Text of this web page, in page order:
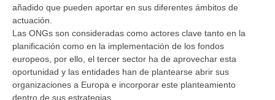
añadido que pueden aportar en sus diferentes ámbitos de
actuación.
Las ONGs son consideradas como actores clave tanto en la
planificación como en la implementación de los fondos
europeos, por ello, el tercer sector ha de aprovechar esta
oportunidad y las entidades han de plantearse abrir sus
organizaciones a Europa e incorporar este planteamiento
dentro de sus estrategias.